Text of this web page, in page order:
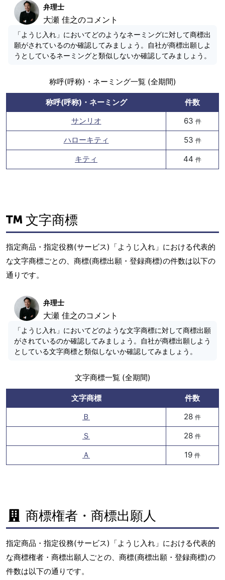
弁理士
大瀬 佳之のコメント
「ようじ入れ」においてどのようなネーミングに対して商標出
願がされているのか確認してみましょう。自社が商標出願しよ
うとしているネーミングと類似しないか確認してみましょう。
称呼(呼称)・ネーミング一覧 (全期間)
称呼(呼称)・ネーミング
件数
サンリオ
63 件
ハローキティ 53 件
キティ 44 件
文字商標
指定商品・指定役務(サービス)「ようじ入れ」における代表的
な文字商標ごとの、商標(商標出願・登録商標)の件数は以下の
通りです。
弁理士
大瀬 佳之のコメント
「ようじ入れ」においてどのような文字商標に対して商標出願
がされているのか確認してみましょう。自社が商標出願しよう
としている文字商標と類似しないか確認してみましょう。
文字商標一覧 (全期間)
文字商標
件数
Ｂ
28 件
Ｓ 28 件
Ａ 19 件
商標権者・商標出願人
指定商品・指定役務(サービス)「ようじ入れ」における代表的
な商標権者・商標出願人ごとの、商標(商標出願・登録商標)の
件数は以下の通りです。